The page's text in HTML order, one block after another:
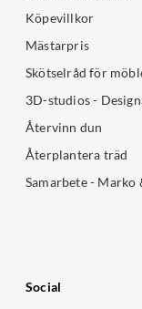
Köpevillkor
Mästarpris
Skötselråd för
3D-studios -
Återvinn dun
Återplantera träd
Samarbete - Marko
Social